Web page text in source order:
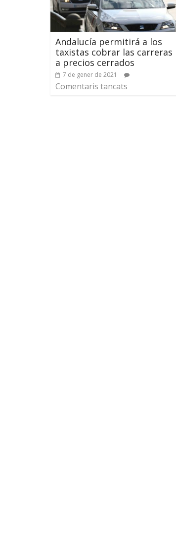
Andalucía permitirá a los
taxistas cobrar las carreras
a precios cerrados
7 de gener de 2021
Comentaris tancats